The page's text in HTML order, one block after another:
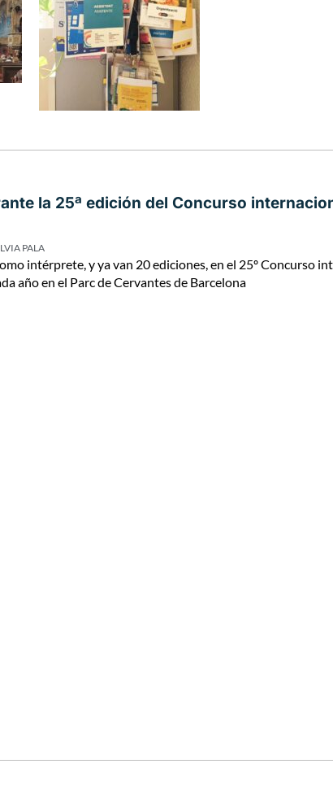
la 25ª edición del Concurso
PALA
intérprete, y ya van 20 ediciones, en el 25º Concurso
año en el Parc de Cervantes de Barcelona